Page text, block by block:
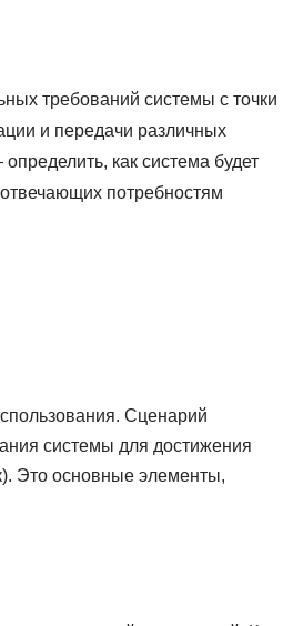
требований системы с точки
и передачи различных
как система будет
потребностям
Сценарий
системы для достижения
Это основные элементы,